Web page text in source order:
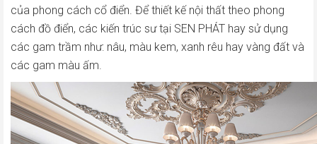
của phong cách cổ điển. Để thiết kế nội thất theo phong
cách đồ điển, các kiến trúc sư tại SEN PHÁT hay sử dụng
các gam trầm như: nâu, màu kem, xanh rêu hay vàng đất và
các gam màu ấm.